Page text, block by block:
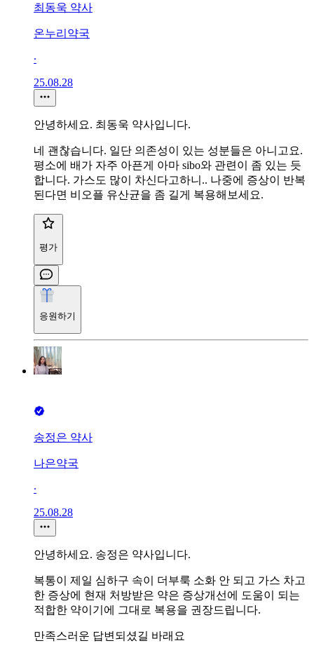
최동욱 약사
온누리약국
∙
25.08.28
안녕하세요. 최동욱 약사입니다.
네 괜찮습니다. 일단 의존성이 있는 성분들은 아니고요.
평소에 배가 자주 아픈게 아마 sibo와 관련이 좀 있는 듯
합니다. 가스도 많이 차신다고하니.. 나중에 증상이 반복
된다면 비오플 유산균을 좀 길게 복용해보세요.
평가
응원하기
송정은 약사
나은약국
∙
25.08.28
안녕하세요. 송정은 약사입니다.
복통이 제일 심하구 속이 더부룩 소화 안 되고 가스 차고
한 증상에 현재 처방받은 약은 증상개선에 도움이 되는
적합한 약이기에 그대로 복용을 권장드립니다.
만족스러운 답변되셨길 바래요